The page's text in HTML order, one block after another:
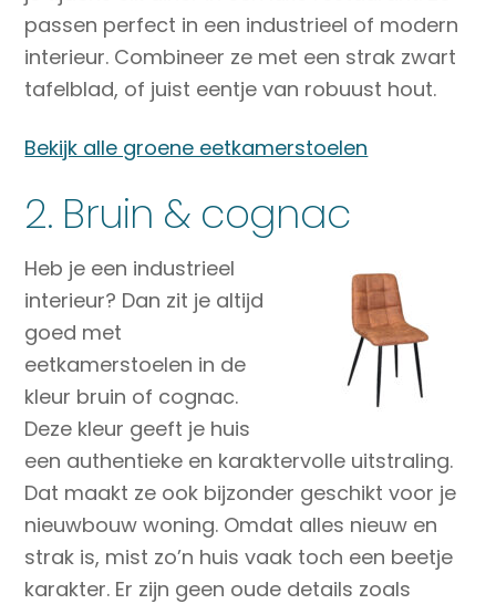
passen perfect in een industrieel of modern
interieur. Combineer ze met een strak zwart
tafelblad, of juist eentje van robuust hout.
Bekijk alle groene eetkamerstoelen
2. Bruin & cognac
Heb je een industrieel
interieur? Dan zit je altijd
goed met
eetkamerstoelen in de
kleur bruin of cognac.
Deze kleur geeft je huis
een authentieke en karaktervolle uitstraling.
Dat maakt ze ook bijzonder geschikt voor je
nieuwbouw woning. Omdat alles nieuw en
strak is, mist zo’n huis vaak toch een beetje
karakter. Er zijn geen oude details zoals